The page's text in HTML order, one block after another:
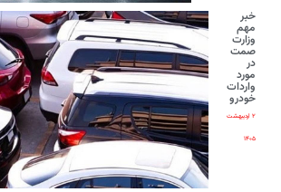
خبر
مهم
وزارت
صمت
در
مورد
واردات
خودرو
۲ اردیبهشت
۱۴۰۵